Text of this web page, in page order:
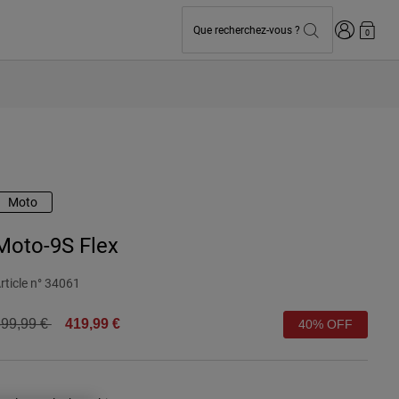
Que recherchez-vous ? Connexion
0
Moto
9S Flex
n° 34061
reduced from
€to 419,99 € 40% OFF